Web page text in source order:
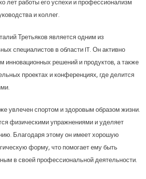
лет работы его успехи и профессионализм
и коллег.
Третьяков является одним из
специалистов в области IT. Он активно
инновационных решений и продуктов, а также
проектах и конференциях, где делится
увлечен спортом и здоровым образом жизни.
физическими упражнениями и уделяет
Благодаря этому он имеет хорошую
форму, что помогает ему быть
в своей профессиональной деятельности.